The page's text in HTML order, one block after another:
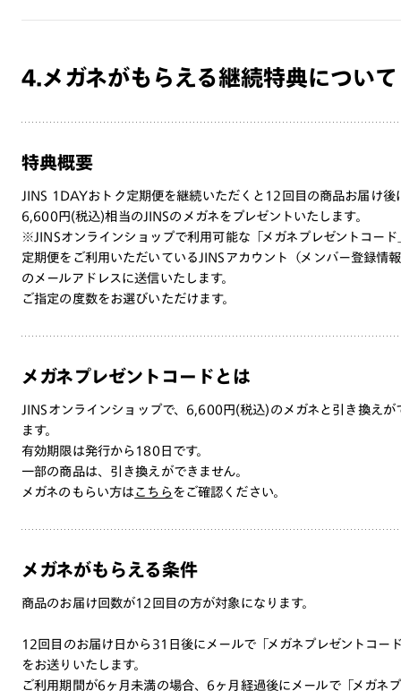
4.メガネがもらえる継続特典について
特典概要
JINS 1DAYおトク定期便を継続いただくと12回目の商品お届け後
6,600円(税込)相当のJINSのメガネをプレゼントいたします。
※JINSオンラインショップで利用可能な「メガネプレゼントコード
定期便をご利用いただいているJINSアカウント（メンバー登録情
のメールアドレスに送信いたします。
ご指定の度数をお選びいただけます。
メガネプレゼントコードとは
JINSオンラインショップで、6,600円(税込)のメガネと引き換えが
ます。
有効期限は発行から180日です。
一部の商品は、引き換えができません。
メガネのもらい方はこちら をご確認ください。
メガネがもらえる条件
商品のお届け回数が12回目の方が対象になります。
12回目のお届け日から31日後にメールで「メガネプレゼントコー
をお送りいたします。
ご利用期間が6ヶ月未満の場合、6ヶ月経過後にメールで「メガネ